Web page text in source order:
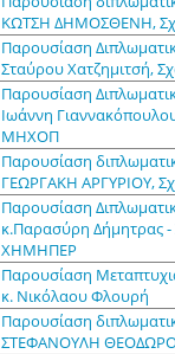
ΚΩΤΣΗ ΔΗΜΟΣΘΕΝΗ,
Παρουσίαση
Σταύρου Χατζημιτσή,
Παρουσίαση
Ιωάννη
ΜΗΧΟΠ
Παρουσίαση
ΓΕΩΡΓΑΚΗ ΑΡΓΥΡΙΟΥ,
Παρουσίαση
κ.Παρασύρη Δήμητρας -
ΧΗΜΗΠΕΡ
Παρουσίαση
κ. Νικόλαου Φλουρή
Παρουσίαση
ΣΤΕΦΑΝΟΥΛΗ